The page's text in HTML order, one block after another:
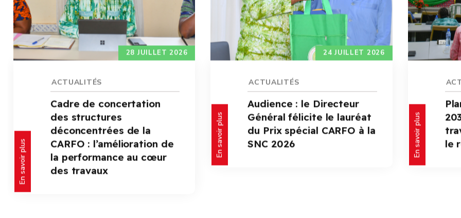
ACTUALITÉS
24 JUILLET 2026
Audience : le Directeur
Général félicite le lauréat
du Prix spécial CARFO à la
SNC 2026
En savoir plus
ACTUALITÉS
8 JUILLET 2026
Plan stratégique 2026-
2030 de la CARFO : les
travailleurs s’approprient
le référentiel
En savoir plus En savoir plus